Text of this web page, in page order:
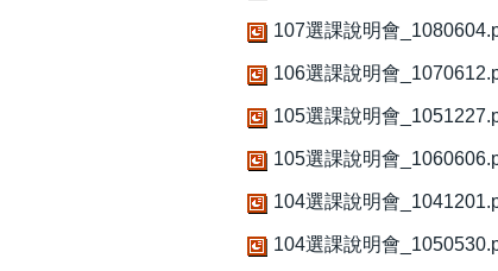
107選課說明會
106選課說明會
105選課說明會
105選課說明會
104選課說明會
104選課說明會